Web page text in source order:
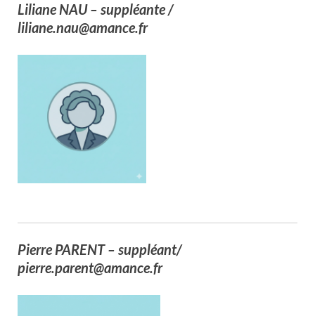
Liliane NAU – suppléante /
liliane.nau@amance.fr
Pierre PARENT – suppléant/
pierre.parent@amance.fr